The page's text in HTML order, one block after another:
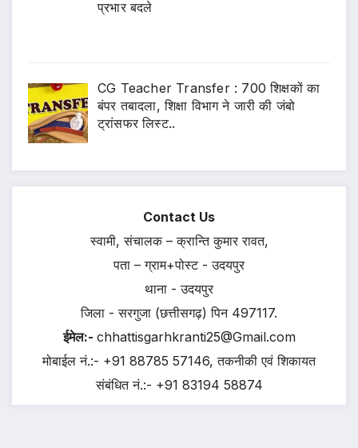
प्रभार बदले
CG Teacher Transfer : 700 शिक्षकों का
बंपर तबादला, शिक्षा विभाग ने जारी की जंबो
ट्रांसफर लिस्ट..
Contact Us
स्वामी, संचालक – क्रान्ति कुमार रावत,
पता – ग्राम+पोस्ट - उदयपुर
थाना - उदयपुर
जिला - सरगुजा (छत्तीसगढ़) पिन 497117.
ईमेल:- chhattisgarhkranti25@Gmail.com
मोबाईल नं.:- +91 88785 57146, तकनीकी एवं शिकायत
संबंधित नं.:- +91 83194 58874